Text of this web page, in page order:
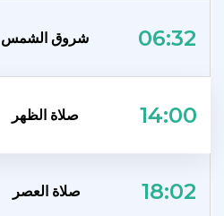
شروق الشمس 06:32
صلاة الظهر 14:00
صلاة العصر 18:02